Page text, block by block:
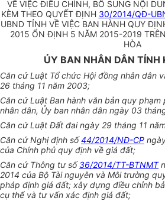
VỀ VIỆC ĐIỀU CHỈNH, BỔ SUNG NỘI
KÈM THEO QUYẾT ĐỊNH 30/2014/QĐ-
UBND TỈNH VỀ VIỆC BAN HÀNH QUY
2015 ỔN ĐỊNH 5 NĂM 2015-2019
HÒA
ỦY BAN NHÂN DÂN TỈNH
Căn cứ Luật Tổ chức Hội đồng nhân dân
26 tháng 11 năm 2003;
Căn cứ Luật Ban hành văn bản quy phạm
nhân dân, Ủy ban nhân dân ngày 03
Căn cứ Luật Đất đai ngày 29 tháng 11
Căn cứ Nghị định số44/2014/NĐ-CP
của Chính phủ quy định về giá đất;
Căn cứ Thông tư số36/2014/TT-BTNMT
2014 của Bộ Tài nguyên và Môi trường
pháp định giá đất; xây dựng điều chỉnh
cụ thể và tư vấn xác định giá đất;